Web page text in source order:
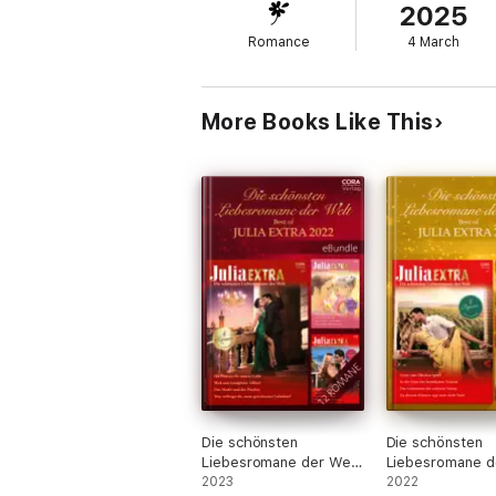
Ausgerechnet mit ihrem Feind, dem
seines Vaters, ihres geliebten
HUNDERT STUNDEN GLÜCK? von LUCY
„Fünfzig Millionen Dollar.“ Santiagos
Vorstandsvorsitzende einer
Romance
2025
4 March
More Books Like This
Die schönsten
Liebesromane der Welt
- Best of Julia Extra
2023
Die schönsten
Liebesromane
- Best of Julia
2022